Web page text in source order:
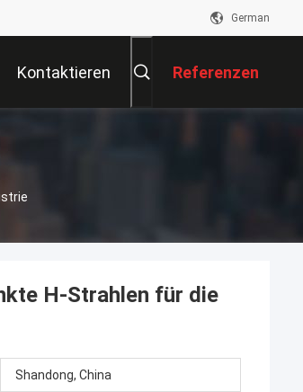
German
Kontaktieren Referenzen
H-Strahlen für die
Shandong, China